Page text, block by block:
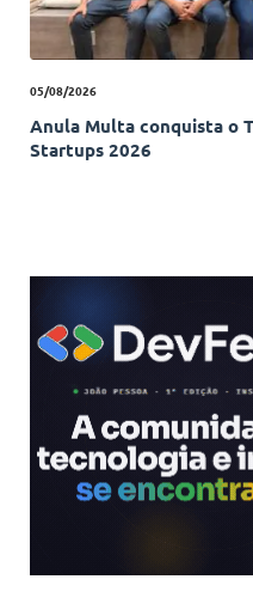
05/08/2026
Anula Multa conquista o
Startups 2026